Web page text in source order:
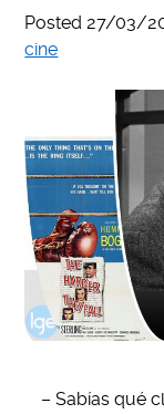
Posted27/03/
cine
– Sabías qué